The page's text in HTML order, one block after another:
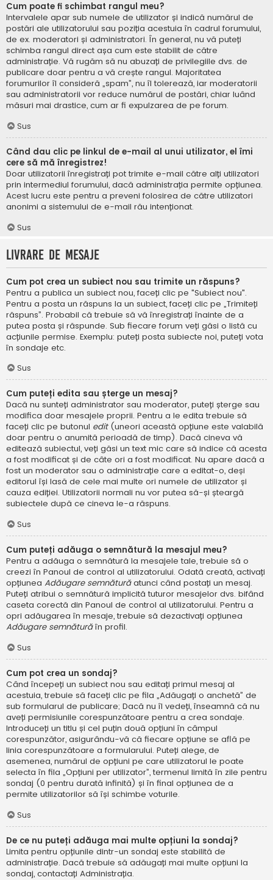
Cum poate fi schimbat rangul meu?
Intervalele apar sub numele de utilizator și indică numărul de
postări ale utilizatorului sau poziția acestuia în cadrul forumului,
de ex. moderatori și administratori. În general, nu vă puteți
schimba rangul direct așa cum este stabilit de către
administrație. Vă rugăm să nu abuzați de privilegiile dvs. de
publicare doar pentru a vă crește rangul. Majoritatea
forumurilor îl consideră „spam”, nu îl tolerează, iar moderatorii
sau administratorii vor reduce numărul de postări, chiar luând
măsuri mai drastice, cum ar fi expulzarea de pe forum.
Sus
Când dau clic pe linkul de e-mail al unui utilizator, el îmi
cere să mă înregistrez!
Doar utilizatorii înregistrați pot trimite e-mail către alți utilizatori
prin intermediul forumului, dacă administrația permite opțiunea.
Acest lucru este pentru a preveni folosirea de către utilizatori
anonimi a sistemului de e-mail rău intenționat.
Sus
Livrare de mesaje
Cum pot crea un subiect nou sau trimite un răspuns?
Pentru a publica un subiect nou, faceți clic pe "Subiect nou".
Pentru a posta un răspuns la un subiect, faceți clic pe „Trimiteți
răspuns”. Probabil că trebuie să vă înregistrați înainte de a
putea posta și răspunde. Sub fiecare forum veți găsi o listă cu
acțiunile permise. Exemplu: puteți posta subiecte noi, puteți vota
în sondaje etc.
Sus
Cum puteți edita sau șterge un mesaj?
Dacă nu sunteți administrator sau moderator, puteți șterge sau
modifica doar mesajele proprii. Pentru a le edita trebuie să
faceți clic pe butonul edit (uneori această opțiune este valabilă
doar pentru o anumită perioadă de timp). Dacă cineva vă
editează subiectul, veți găsi un text mic care să indice că acesta
a fost modificat și de câte ori a fost modificat. Nu apare dacă a
fost un moderator sau o administrație care a editat-o, deși
editorul își lasă de cele mai multe ori numele de utilizator și
cauza ediției. Utilizatorii normali nu vor putea să-și șteargă
subiectele după ce cineva le-a răspuns.
Sus
Cum puteți adăuga o semnătură la mesajul meu?
Pentru a adăuga o semnătură la mesajele tale, trebuie să o
creezi în Panoul de control al utilizatorului. Odată creată, activați
opțiunea Adăugare semnăturăatunci când postați un mesaj.
Puteți atribui o semnătură implicită tuturor mesajelor dvs. bifând
caseta corectă din Panoul de control al utilizatorului. Pentru a
opri adăugarea în mesaje, trebuie să dezactivați opțiunea
Adăugare semnăturăîn profil.
Sus
Cum pot crea un sondaj?
Când începeți un subiect nou sau editați primul mesaj al
acestuia, trebuie să faceți clic pe fila „Adăugați o anchetă” de
sub formularul de publicare; Dacă nu îl vedeți, înseamnă că nu
aveți permisiunile corespunzătoare pentru a crea sondaje.
Introduceți un titlu și cel puțin două opțiuni în câmpul
corespunzător, asigurându-vă că fiecare opțiune se află pe
linia corespunzătoare a formularului. Puteți alege, de
asemenea, numărul de opțiuni pe care utilizatorul le poate
selecta în fila „Opțiuni per utilizator”, termenul limită în zile pentru
sondaj (0 pentru durată infinită) și în final opțiunea de a
permite utilizatorilor să își schimbe voturile.
Sus
De ce nu puteți adăuga mai multe opțiuni la sondaj?
Limita pentru opțiunile dintr-un sondaj este stabilită de
administrație. Dacă trebuie să adăugați mai multe opțiuni la
sondaj, contactați Administrația.